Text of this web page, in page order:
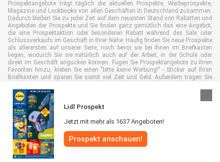
Lidl Prospekt
Jetzt mit mehr als 1637 Angeboten!
Prospekt anschauen!
Prospektangebote trägt täglich die aktuellen Prospekte, Werbeprospekte,
Magazine und Lookbooks von allen Geschäften in Deutschland zusammen.
Dadurch bleiben Sie zu jeder Zeit auf dem neuesten Stand von Rabatten und
Angeboten der Prospekte und Sie finden ganz gemütlich das eine Angebot,
die eine Prospektaktion oder besonderen Rabatt während des Sale oder
Schlussverkaufs im Geschäft in Ihrer Nähe. Häufig finden Sie neue Prospekte
als allererstes auf unserer Seite, noch bevor sie bei Ihnen im Briefkasten
liegen, wodurch Sie sie natürlich auch auf der Arbeit, in der Schule oder
direkt im Geschäft angucken können. Fügen Sie Prospektangebote zu Ihren
Favoriten hinzu, kleben Sie einen "bitte keine Werbung!" - Sticker auf Ihren
Briefkasten und sparen Sie somit viel Zeit und Geld. Außerdem tragen Sie
ist.
Alle Rechte vorbehalten © Prospektangebote.de 2026 |
|Allgemeine Geschäftsbedingungen